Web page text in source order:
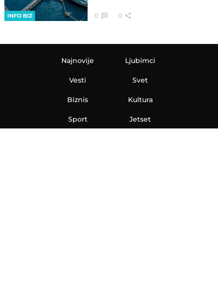
INFO BIZ 0 0
Najnovije
Vesti
Biznis
Sport
Ljubimci
Svet
Kultura
Jetset